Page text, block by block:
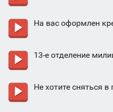
На вас оформлен
13-е отделение
Не хотите сняться в